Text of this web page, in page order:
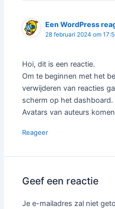
Een WordPress
28 februari 2024 om
Hoi, dit is een reactie.
Om te beginnen met het
verwijderen van reacties
scherm op het dashboard.
Avatars van auteurs
Reageer
Geef een reactie
Je e-mailadres zal niet